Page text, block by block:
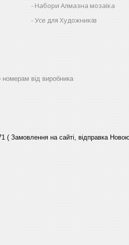
Набори Алмазна мозаїка
Усе для Художників
від виробника
( Замовлення на сайті, відправка